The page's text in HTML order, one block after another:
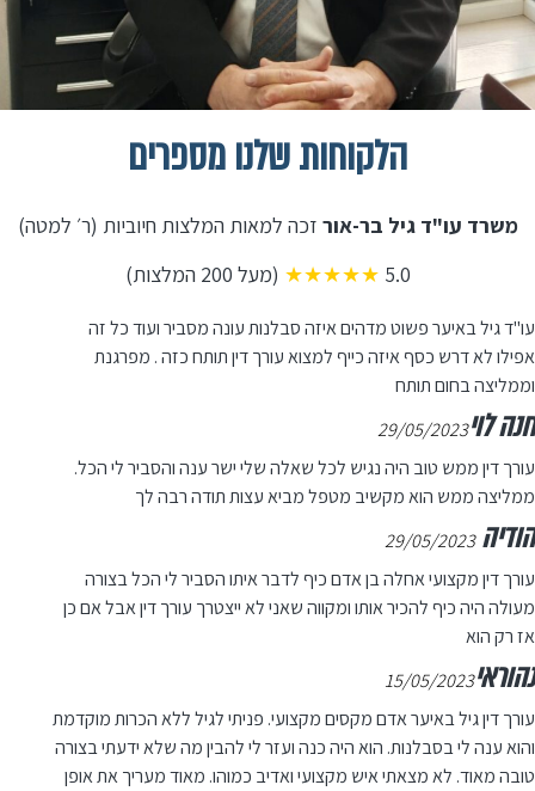
הלקוחות שלנו מספרים
משרד עו"ד גיל בר-אור זכה למאות המלצות חיוביות (ר׳ למטה)
5.0
★★★★★ (מעל 200 המלצות)
עו"ד גיל באיער פשוט מדהים איזה סבלנות עונה מסביר ועוד כל זה
אפילו לא דרש כסף איזה כייף למצוא עורך דין תותח כזה . מפרגנת
וממליצה בחום תותח
חנה לוי29/05/2023
עורך דין ממש טוב היה נגיש לכל שאלה שלי ישר ענה והסביר לי הכל.
ממליצה ממש הוא מקשיב מטפל מביא עצות תודה רבה לך
הודיה29/05/2023
עורך דין מקצועי אחלה בן אדם כיף לדבר איתו הסביר לי הכל בצורה
מעולה היה כיף להכיר אותו ומקווה שאני לא ייצטרך עורך דין אבל אם כן
אז רק הוא
נהוראי15/05/2023
עורך דין גיל באיער אדם מקסים מקצועי. פניתי לגיל ללא הכרות מוקדמת
והוא ענה לי בסבלנות. הוא היה כנה ועזר לי להבין מה שלא ידעתי בצורה
טובה מאוד. לא מצאתי איש מקצועי ואדיב כמוהו. מאוד מעריך את אופן